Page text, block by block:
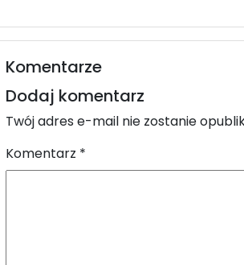
Komentarze
Dodaj komentarz
Twój adres e-mail nie zostanie
Komentarz *